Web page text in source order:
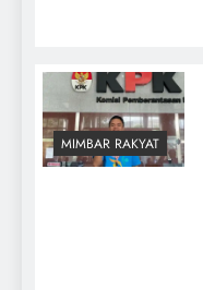
MIMBAR RAKYAT